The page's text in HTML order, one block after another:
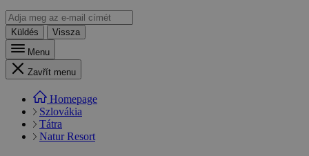
Küldés
Vissza
Menu
Zavřít menu
Homepage
Szlovákia
Tátra
Natur Resort